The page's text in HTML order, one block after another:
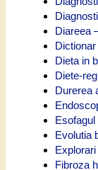
Diareea
Dieta in
Diete-
Durerea
Evolutia
Fibroza